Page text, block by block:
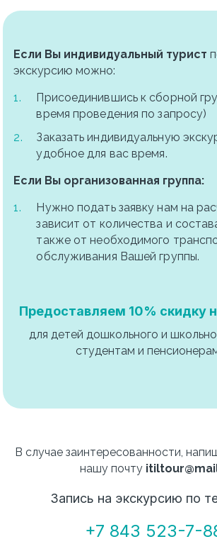
Если Вы индивидуальный турист
экскурсию можно:
Присоединившись к сборной
время проведения по запросу)
Заказать индивидуальную
удобное для вас время.
Если Вы организованная группа:
Нужно подать заявку нам на
зависит от количества и
также от необходимого
обслуживания Вашей группы.
Предоставляем 10% скидку
для детей дошкольного и
студентам и
В случае заинтересованности,
нашу почту
Запись на экскурсию по
+7 843 523-7-